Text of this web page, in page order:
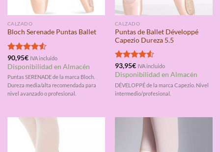
CALZADO
Bloch Serenade Puntas Ballet
Valorado
con4.50
de 5
90,95€ IVA incluido
Disponibilidad en Almacén
Puntas SERENADE de la marca Bloch.
Dureza media/alta recomendada para
nivel avanzado o profesional.
CALZADO
Puntas de Ballet Développé
Capezio Dureza 5.5
Valorado
con4.50
de 5
93,95€ IVA incluido
Disponibilidad en Almacén
DÉVELOPPÉ de la marca Capezio. Nivel
intermedio/profesional.